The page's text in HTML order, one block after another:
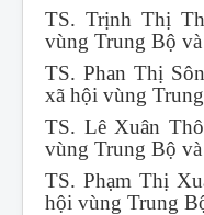
TS. Trịnh Thị
vùng Trung
TS. Phan Thị
xã hội vùng
TS. Lê Xuân
vùng Trung Bộ
TS. Phạm Thị
hội vùng Trung